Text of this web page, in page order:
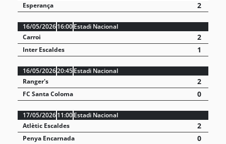
Esperança 2
16/05/202616:00Estadi Nacional
Carroi
2
Inter Escaldes 1
16/05/202620:45Estadi Nacional
Ranger's
2
FC Santa Coloma 0
17/05/202611:00Estadi Nacional
Atlètic Escaldes
2
Penya Encarnada 0